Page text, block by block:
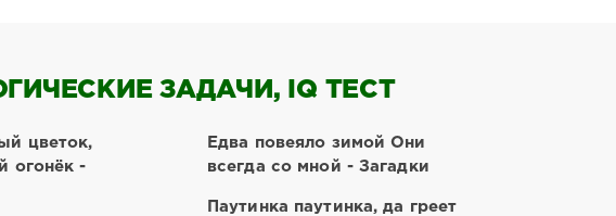
ЗАДАЧИ, IQ ТЕСТ
цветок,
огонёк -
Едва повеяло зимой Они
всегда со мной - Загадки
Паутинка паутинка, да греет